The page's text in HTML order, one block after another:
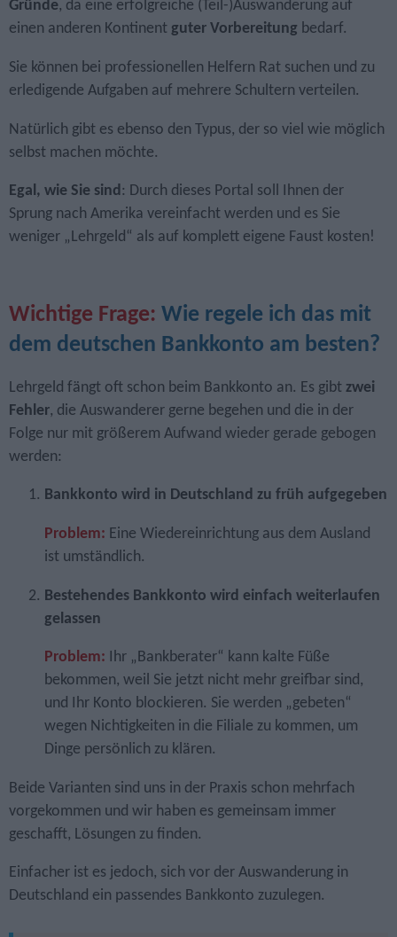
Gründe, da eine erfolgreiche (Teil-)Auswanderung auf
einen anderen Kontinent guter Vorbereitung bedarf.
Sie können bei professionellen Helfern Rat suchen und zu
erledigende Aufgaben auf mehrere Schultern verteilen.
Natürlich gibt es ebenso den Typus, der so viel wie möglich
selbst machen möchte.
Egal, wie Sie sind : Durch dieses Portal soll Ihnen der
Sprung nach Amerika vereinfacht werden und es Sie
weniger „Lehrgeld“ als auf komplett eigene Faust kosten!
Wichtige Frage: Wie regele ich das mit
dem deutschen Bankkonto am besten?
Lehrgeld fängt oft schon beim Bankkonto an. Es gibt zwei
Fehler, die Auswanderer gerne begehen und die in der
Folge nur mit größerem Aufwand wieder gerade gebogen
werden:
Bankkonto wird in Deutschland zu früh aufgegeben
Problem: Eine Wiedereinrichtung aus dem Ausland
ist umständlich.
Bestehendes Bankkonto wird einfach weiterlaufen
gelassen
Problem: Ihr „Bankberater“ kann kalte Füße
bekommen, weil Sie jetzt nicht mehr greifbar sind,
und Ihr Konto blockieren. Sie werden „gebeten“
wegen Nichtigkeiten in die Filiale zu kommen, um
Dinge persönlich zu klären.
Beide Varianten sind uns in der Praxis schon mehrfach
vorgekommen und wir haben es gemeinsam immer
geschafft, Lösungen zu finden.
Einfacher ist es jedoch, sich vor der Auswanderung in
Deutschland ein passendes Bankkonto zuzulegen.